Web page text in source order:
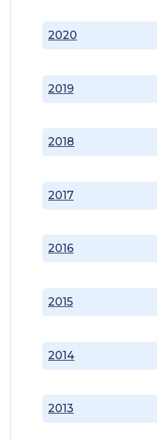
2013
2014
2015
2016
2017
2018
2019
2020